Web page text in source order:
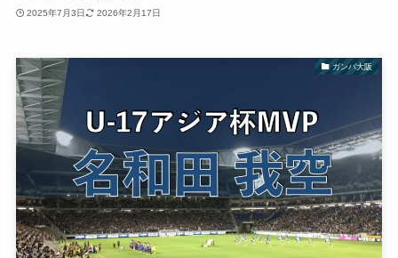
2025年7月3日 2026年2月17日
ガンバ大阪